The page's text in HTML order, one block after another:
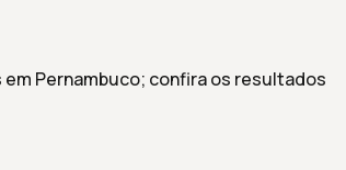
em Pernambuco; confira os resultados